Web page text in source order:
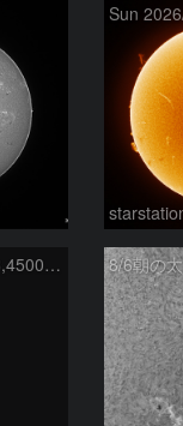
Sun
昨日の活動領域 4498,4500：2026/08/05